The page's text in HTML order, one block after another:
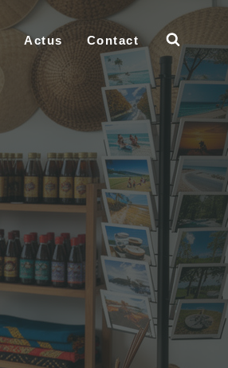
Actus Contact